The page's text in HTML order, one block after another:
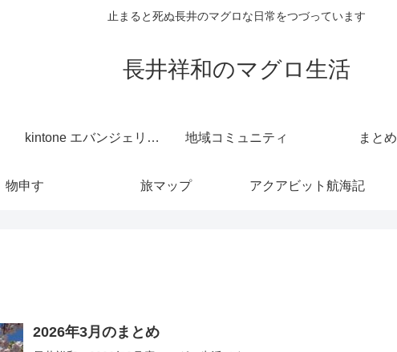
止まると死ぬ長井のマグロな日常をつづっています
長井祥和のマグロ生活
kintone エバンジェリスト 地域コミュニティ まとめ
物申す 旅マップ アクアビット航海記
2026年3月のまとめ